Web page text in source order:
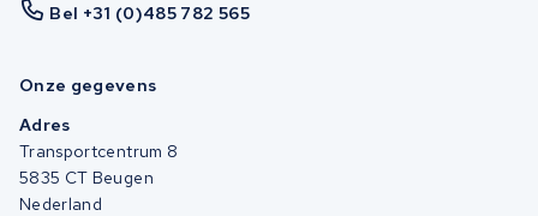
Bel +31 (0)485 782 565
Onze gegevens
Adres
Transportcentrum 8
5835 CT Beugen
Nederland